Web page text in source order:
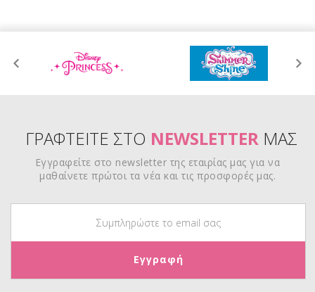
ΓΡΑΦΤΕΙΤΕ ΣΤΟ NEWSLETTERΜΑΣ
Εγγραφείτε στο newsletter της εταιρίας μας για να
μαθαίνετε πρώτοι τα νέα και τις προσφορές μας.